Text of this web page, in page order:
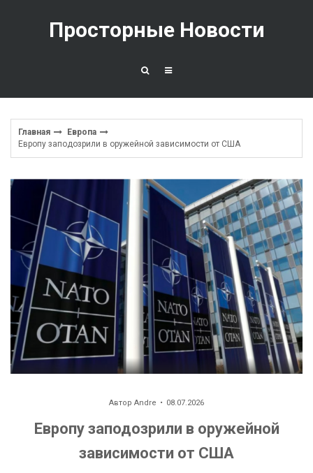
Просторные Новости
Главная
Европа
Европу заподозрили в оружейной зависимости от США
Автор Andre 08.07.2026
Европу заподозрили в оружейной
зависимости от США